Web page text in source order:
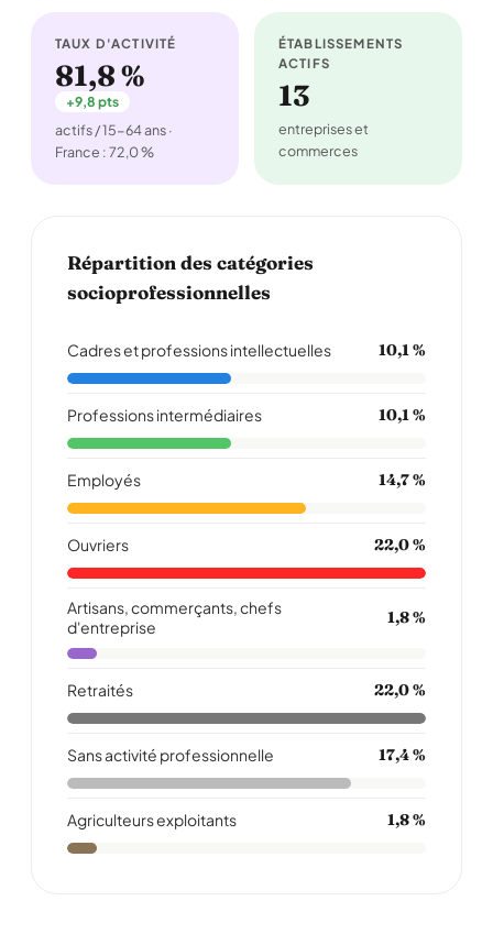
TAUX D'ACTIVITÉ
81,8 %
+9,8 pts
actifs / 15-64 ans ·
France : 72,0 %
ÉTABLISSEMENTS
ACTIFS
13
entreprises et
commerces
Répartition des catégories
socioprofessionnelles
Cadres et professions intellectuelles 10,1 %
Professions intermédiaires 10,1 %
Employés 14,7 %
Ouvriers 22,0 %
Artisans, commerçants, chefs
d'entreprise
1,8 %
Retraités 22,0 %
Sans activité professionnelle 17,4 %
Agriculteurs exploitants 1,8 %